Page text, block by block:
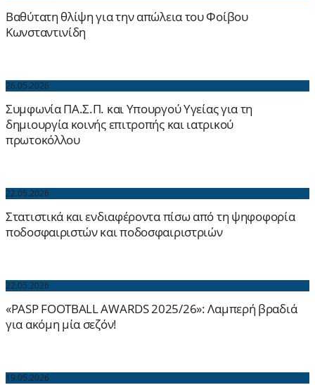
Βαθύτατη θλίψη για την απώλεια του Φοίβου
Κωνσταντινίδη
26.05.2026
Συμφωνία ΠΑ.Σ.Π. και Υπουργού Υγείας για τη
δημιουργία κοινής επιτροπής και ιατρικού
πρωτοκόλλου
22.05.2026
Στατιστικά και ενδιαφέροντα πίσω από τη ψηφοφορία
ποδοσφαιριστών και ποδοσφαιριστριών
22.05.2026
«PASP FOOTBALL AWARDS 2025/26»: Λαμπερή βραδιά
για ακόμη μία σεζόν!
19.05.2026